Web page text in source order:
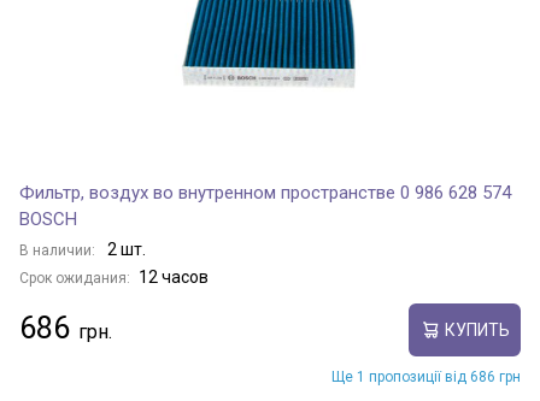
Фильтр, воздух во внутренном пространстве 0 986 628 574
BOSCH
В наличии: 2 шт.
Срок ожидания: 12 часов
686 КУПИТЬ
Ще 1 пропозиції від 686 грн